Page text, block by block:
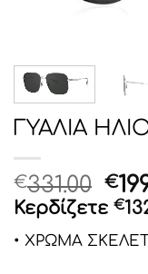
ΓΥΑΛΙΑ
€331.00 €
Κερδίζετε €
• ΧΡΩΜΑ